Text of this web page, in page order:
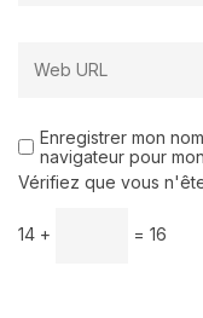
Enregistrer mon
navigateur pour
Vérifiez que vous
14 + = 16